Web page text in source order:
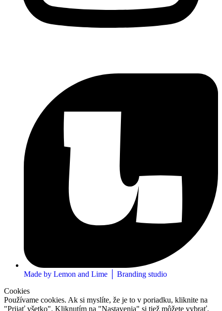
Made by Lemon and Lime │ Branding studio
Cookies
Používame cookies. Ak si myslíte, že je to v poriadku, kliknite na
"Prijať všetko". Kliknutím na "Nastavenia" si tiež môžete vybrať,